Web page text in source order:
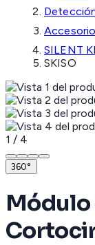
SILENT
SKISO
1 / 4
360°